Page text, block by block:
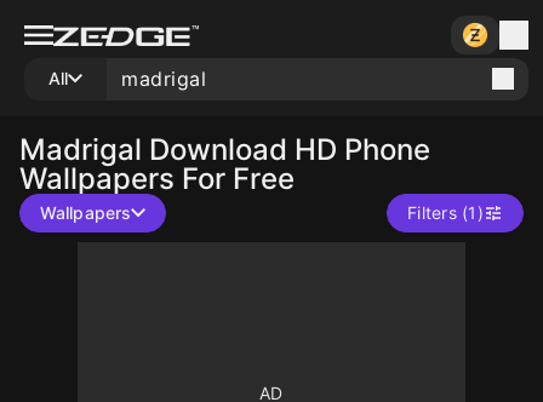
All
Madrigal Download HD Phone
Wallpapers For Free
Wallpapers Filters (1)